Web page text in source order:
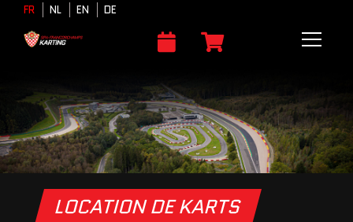
FR NL EN DE
LOCATION DE KARTS